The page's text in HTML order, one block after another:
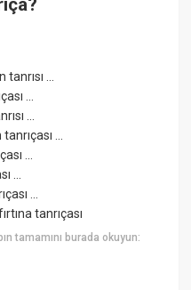
...
...
...
...
...
...
...
tanrıçası
tamamını burada okuyun: